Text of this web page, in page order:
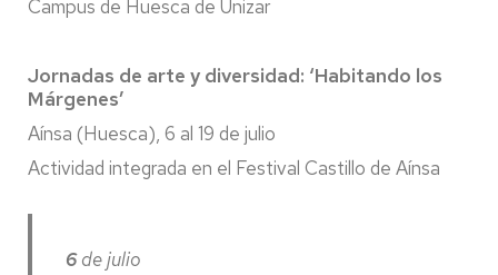
Campus de Huesca de Unizar
Jornadas de arte y diversidad: ‘Habitando los
Márgenes’
Aínsa (Huesca), 6 al 19 de julio
Actividad integrada en el Festival Castillo de Aínsa
6de julio